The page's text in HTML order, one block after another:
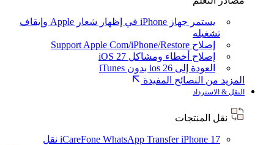
يستمر جهاز iPhone في إظهار شعار Apple وإيقاف
تشغيله
إصلاح Support Apple Com/iPhone/Restore
إصلاح أخطاء ومشاكل iOS 27
العودة إلى ios 26 بدون iTunes
المزيد من النصائح المفيدة
النقل & الاسترداد
نقل المنتجات
iCareFone WhatsApp TransferiPhone 17
نقل